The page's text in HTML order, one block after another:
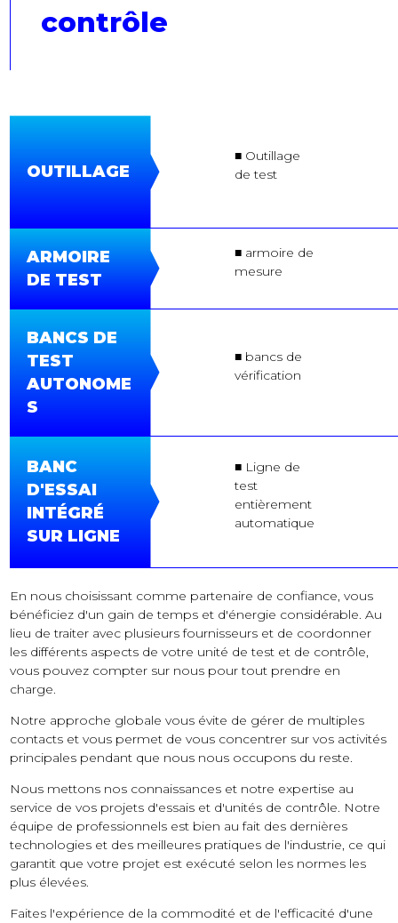
contrôle
OUTILLAGE
■ Outillage
de test
ARMOIRE
DE TEST
■ armoire de
mesure
BANCS DE
TEST
AUTONOME
S
■ bancs de
vérification
BANC
D'ESSAI
INTÉGRÉ
SUR LIGNE
■ Ligne de
test
entièrement
automatique
En nous choisissant comme partenaire de confiance, vous
bénéficiez d'un gain de temps et d'énergie considérable. Au
lieu de traiter avec plusieurs fournisseurs et de coordonner
les différents aspects de votre unité de test et de contrôle,
vous pouvez compter sur nous pour tout prendre en
charge.
Notre approche globale vous évite de gérer de multiples
contacts et vous permet de vous concentrer sur vos activités
principales pendant que nous nous occupons du reste.
Nous mettons nos connaissances et notre expertise au
service de vos projets d'essais et d'unités de contrôle. Notre
équipe de professionnels est bien au fait des dernières
technologies et des meilleures pratiques de l'industrie, ce qui
garantit que votre projet est exécuté selon les normes les
plus élevées.
Faites l'expérience de la commodité et de l'efficacité d'une